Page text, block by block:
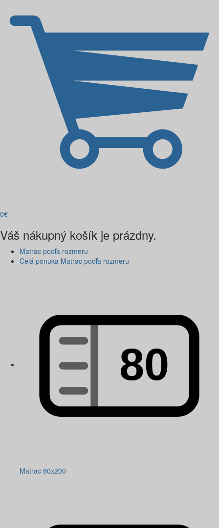
0€
Váš nákupný košík je prázdny.
Matrac podľa rozmeru
Celá ponuka Matrac podľa rozmeru
Matrac 80x200